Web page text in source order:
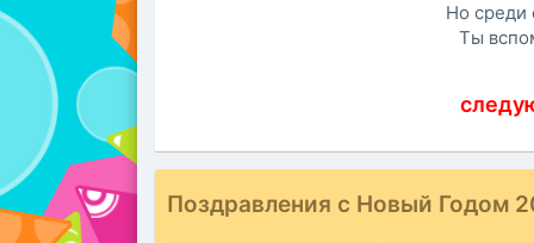
Но среди
Ты
Поздравления с Новый Годом